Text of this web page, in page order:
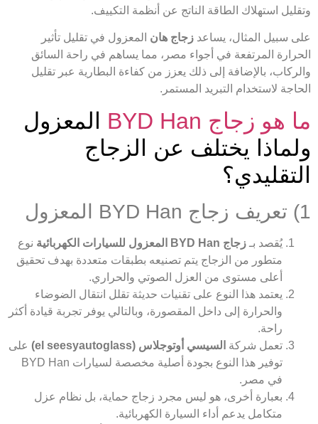
وتقليل استهلاك الطاقة الناتج عن أنظمة التكييف.
على سبيل المثال، يساعد زجاج هان المعزول في تقليل تأثير
الحرارة المرتفعة في أجواء مصر، مما يساهم في راحة السائق
والركاب، بالإضافة إلى ذلك يعزز من كفاءة البطارية عبر تقليل
الحاجة لاستخدام التبريد المستمر.
ما هو زجاج BYD Han
المعزول
ولماذا يختلف عن الزجاج
التقليدي؟
1) تعريف زجاج BYD Han المعزول
يُقصد بـ زجاج BYD Han المعزول للسيارات الكهربائية
نوع
متطور من الزجاج يتم تصنيعه بطبقات متعددة بهدف تحقيق
أعلى مستوى من العزل الصوتي والحراري.
يعتمد هذا النوع على تقنيات حديثة تقلل انتقال الضوضاء
والحرارة إلى داخل المقصورة، وبالتالي يوفر تجربة قيادة أكثر
راحة.
تعمل شركة السيسي أوتوجلاس (el seesyautoglass)
على
توفير هذا النوع بجودة أصلية مخصصة لسيارات BYD Han
في مصر.
بعبارة أخرى، هو ليس مجرد زجاج حماية، بل نظام عزل
متكامل يدعم أداء السيارة الكهربائية.